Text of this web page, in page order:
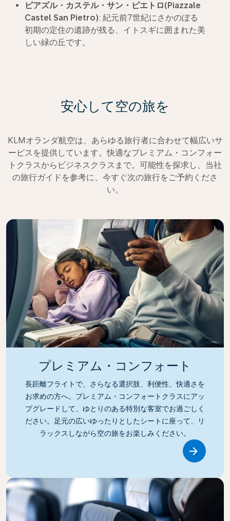
ピアズル・カステル・サン・ピエトロ(Piazzale
Castel San Pietro): 紀元前7世紀にさかのぼる
初期の定住の遺跡が残る、イトスギに囲まれた美
しい緑の丘です。
安心して空の旅を
KLMオランダ航空は、あらゆる旅行者に合わせて幅広いサ
ービスを提供しています。快適なプレミアム・コンフォー
トクラスからビジネスクラスまで。可能性を探求し、当社
の旅行ガイドを参考に、今すぐ次の旅行をご予約くださ
い。
プレミアム・コンフォート
長距離フライトで、さらなる選択肢、利便性、快適さを
お求めの方へ。プレミアム・コンフォートクラスにアッ
プグレードして、ゆとりのある特別な客室でお過ごしく
ださい。足元の広いゆったりとしたシートに座って、リ
ラックスしながら空の旅をお楽しみください。